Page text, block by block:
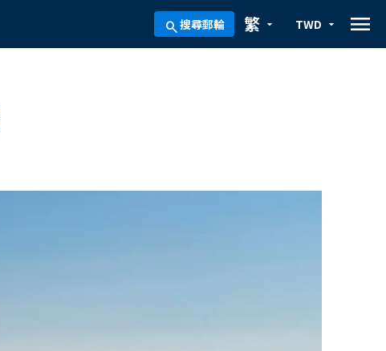
search搜尋郵輪 arrow_drop_down
繁 arrow_drop_down
TWD menu